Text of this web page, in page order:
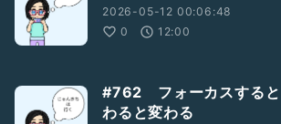
2026-05-12 00:06:48
0
12:00
#762 フォーカスすると
わると変わる